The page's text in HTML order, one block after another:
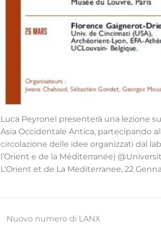
Luca Peyronel presenterà una lezione
Asia Occidentale Antica, partecipando
circolazione delle idee organizzati dal
l’Orient e de la Méditerranée)
L’Orient et de La Mediterranee, 22
Nuovo numero di LANX